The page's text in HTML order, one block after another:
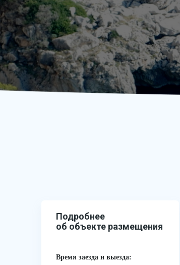
Подробнее
об объекте размещения
Время заезда и выезда: